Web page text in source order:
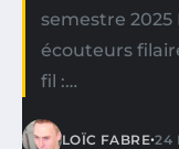
semestre
écouteurs
fil :…
LOÏC FABRE•24